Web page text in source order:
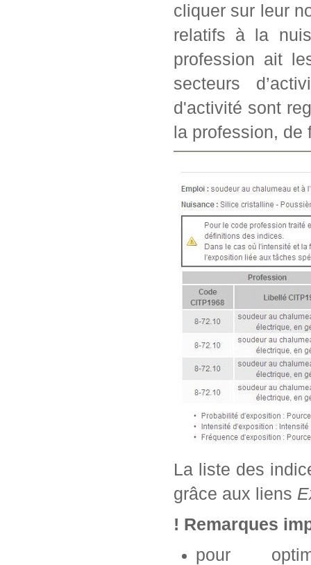
cliquer sur leur
relatifs à la
profession ait
secteurs
d'activité sont
la profession, de
La liste des
grâce aux liens
! Remarques
pour